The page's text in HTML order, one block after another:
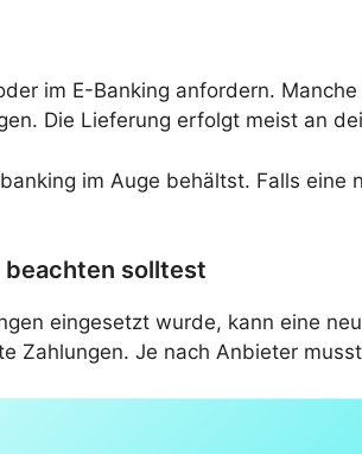
im E-Banking anfordern.
Die Lieferung erfolgt meist an
im Auge behältst. Falls
beachten solltest
eingesetzt wurde, kann eine
Zahlungen. Je nach Anbieter